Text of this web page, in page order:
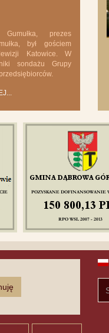
Gumułka, prezes
był gościem
Katowice. W
sondażu Grupy